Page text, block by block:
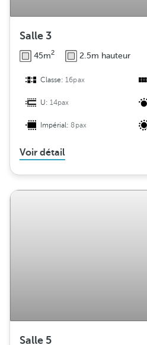
Salle 3
45m2 2.5m hauteur
Classe:16pax
U:14pax
Impérial:8pax
Voir détail
Salle 5